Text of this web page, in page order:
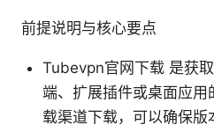
前提说明与核心要点
Tubevpn官网下载 是获
端、扩展插件或桌面应
载渠道下载，可以确保